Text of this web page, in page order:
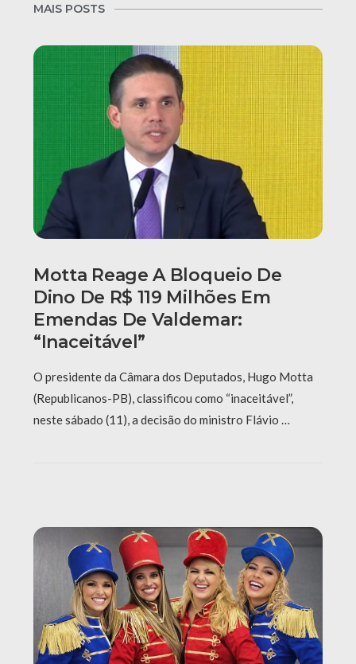
MAIS POSTS
Motta Reage A Bloqueio De
Dino De R$ 119 Milhões Em
Emendas De Valdemar:
“Inaceitável”
O presidente da Câmara dos Deputados, Hugo Motta
(Republicanos-PB), classificou como “inaceitável”,
neste sábado (11), a decisão do ministro Flávio …